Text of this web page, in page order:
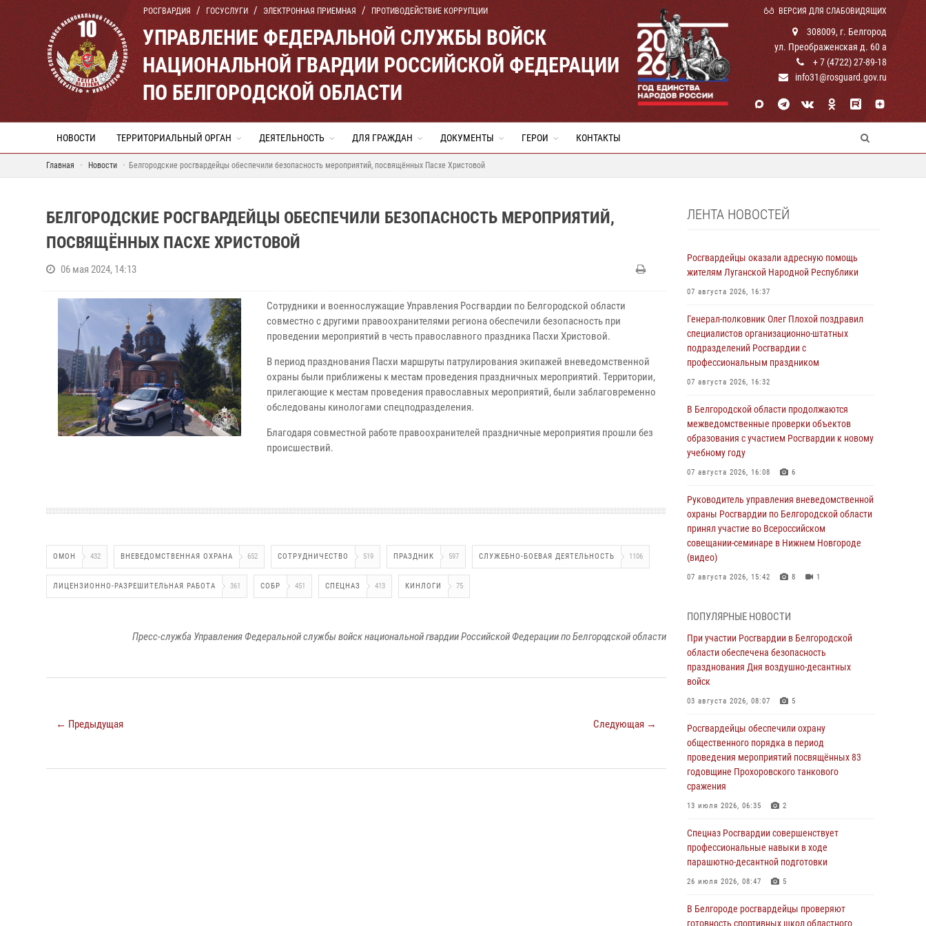
РОСГВАРДИЯ ГОСУСЛУГИ ЭЛЕКТРОННАЯ ПРИЕМНАЯ ПРОТИВОДЕЙСТВИЕ КОРРУПЦИИ ВЕРСИЯ ДЛЯ СЛАБОВИДЯЩИХ
УПРАВЛЕНИЕ ФЕДЕРАЛЬНОЙ СЛУЖБЫ ВОЙСК
НАЦИОНАЛЬНОЙ ГВАРДИИ РОССИЙСКОЙ ФЕДЕРАЦИИ
ПО БЕЛГОРОДСКОЙ ОБЛАСТИ
308009, г. Белгород
ул. Преображенская д. 60 а
+ 7 (4722) 27-89-18
info31@rosguard.gov.ru
НОВОСТИ ТЕРРИТОРИАЛЬНЫЙ ОРГАН ДЕЯТЕЛЬНОСТЬ ДЛЯ ГРАЖДАН ДОКУМЕНТЫ ГЕРОИ КОНТАКТЫ
Главная Новости Белгородские росгвардейцы обеспечили безопасность мероприятий, посвящённых Пасхе Христовой
БЕЛГОРОДСКИЕ РОСГВАРДЕЙЦЫ ОБЕСПЕЧИЛИ БЕЗОПАСНОСТЬ МЕРОПРИЯТИЙ,
ПОСВЯЩЁННЫХ ПАСХЕ ХРИСТОВОЙ
06 мая 2024, 14:13
Сотрудники и военнослужащие Управления Росгвардии по Белгородской области
совместно с другими правоохранителями региона обеспечили безопасность при
проведении мероприятий в честь православного праздника Пасхи Христовой.
В период празднования Пасхи маршруты патрулирования экипажей вневедомственной
охраны были приближены к местам проведения праздничных мероприятий. Территории,
прилегающие к местам проведения православных мероприятий, были заблаговременно
обследованы кинологами спецподразделения.
Благодаря совместной работе правоохранителей праздничные мероприятия прошли без
происшествий.
ОМОН 432 ВНЕВЕДОМСТВЕННАЯ ОХРАНА 652 СОТРУДНИЧЕСТВО 519 ПРАЗДНИК 597 СЛУЖЕБНО-БОЕВАЯ ДЕЯТЕЛЬНОСТЬ 1106
ЛИЦЕНЗИОННО-РАЗРЕШИТЕЛЬНАЯ РАБОТА 361 СОБР 451 СПЕЦНАЗ 413 КИНЛОГИ 75
Пресс-служба Управления Федеральной службы войск национальной гвардии Российской Федерации по Белгородской области
← Предыдущая Следующая →
ЛЕНТА НОВОСТЕЙ
Росгвардейцы оказали адресную помощь
жителям Луганской Народной Республики
07 августа 2026, 16:37
Генерал-полковник Олег Плохой поздравил
специалистов организационно-штатных
подразделений Росгвардии с
профессиональным праздником
07 августа 2026, 16:32
В Белгородской области продолжаются
межведомственные проверки объектов
образования с участием Росгвардии к новому
учебному году
07 августа 2026, 16:08 6
Руководитель управления вневедомственной
охраны Росгвардии по Белгородской области
принял участие во Всероссийском
совещании-семинаре в Нижнем Новгороде
(видео)
07 августа 2026, 15:42 8 1
пресекли условное проникновение в детский
лагерь «Солнышко»
07 августа 2026, 07:39 1
Белгородским радиослушателям рассказали
о роли физической культуры в жизни
07 августа 2026, 06:19
Подвиги героев‑росгвардейцев увековечили
в новой музейной экспозиции белгородского
музея‑диорамы «Курская битва.
Белгородское направление»
В Белгороде росгвардейцы проверяют
готовность спортивных школ областного
центра к новому учебному году
Росгвардия обеспечила общественную
ПОПУЛЯРНЫЕ НОВОСТИ
При участии Росгвардии в Белгородской
области обеспечена безопасность
празднования Дня воздушно-десантных
войск
03 августа 2026, 08:07 5
Росгвардейцы обеспечили охрану
общественного порядка в период
проведения мероприятий посвящённых 83
годовщине Прохоровского танкового
сражения
13 июля 2026, 06:35 2
Спецназ Росгвардии совершенствует
профессиональные навыки в ходе
парашютно-десантной подготовки
26 июля 2026, 08:47 5
В Белгороде росгвардейцы проверяют
готовность спортивных школ областного